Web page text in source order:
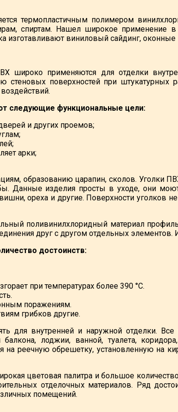
термопластичным полимером
спиртам. Нашел широкое применение
изготавливают виниловый сайдинг,
широко применяются для отделки
стеновых поверхностей при штукатурных
следующие функциональные цели:
и других проемов;
арки;
образованию царапин, сколов. Уголки
Данные изделия просты в уходе, они
вишни, ореха и другие. Поверхности
поливинилхлоридный материал
друг с другом отдельных элементов.
достоинств:
при температурах более 390 °С.
поражениям.
грибков другие.
для внутренней и наружной отделки.
балкона, лоджии, ванной, туалета,
на реечную обрешетку, установленную на
цветовая палитра и большое
отделочных материалов. Ряд
помещений.